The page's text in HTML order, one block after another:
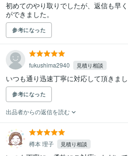
初めてのやり取りでしたが、返信も早
ができました。
参考になった
fukushima2940 見積り相談
いつも通り迅速丁寧に対応して頂きまし
参考になった
出品者からの返信を読む
樽本 理子 見積り相談